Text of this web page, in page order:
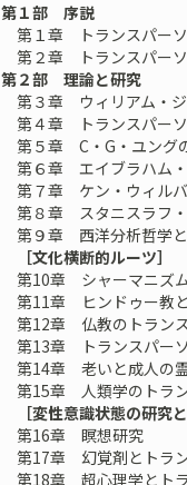
第１部 序説
第１章 トランスパー
第２章 トランスパー
第２部 理論と研究
第３章 ウィリアム・ジ
第４章 トランスパーソ
第５章 C・G・ユング
第６章 エイブラハム・
第７章 ケン・ウィル
第８章 スタニスラフ
第９章 西洋分析哲学と
［文化横断的ルーツ］
第10章 シャーマニズ
第11章 ヒンドゥー教と
第12章 仏教のトラン
第13章 トランスパー
第14章 老いと成人の
第15章 人類学のトラ
［変性意識状態の研究
第16章 瞑想研究
第17章 幻覚剤とトラ
第18章 超心理学とト